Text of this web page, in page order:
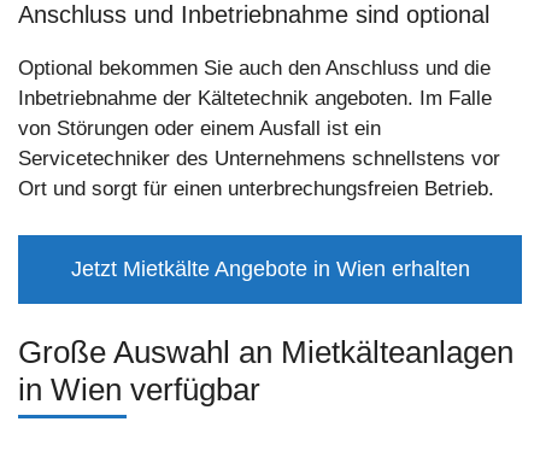
Anschluss und Inbetriebnahme sind optional
Optional bekommen Sie auch den Anschluss und die
Inbetriebnahme der Kältetechnik angeboten. Im Falle
von Störungen oder einem Ausfall ist ein
Servicetechniker des Unternehmens schnellstens vor
Ort und sorgt für einen unterbrechungsfreien Betrieb.
Jetzt Mietkälte Angebote in Wien erhalten
Große Auswahl an Mietkälteanlagen
in Wien verfügbar